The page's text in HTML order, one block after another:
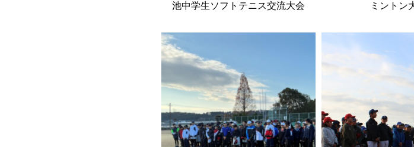
池中学生ソフトテニス交流大会
ミントン